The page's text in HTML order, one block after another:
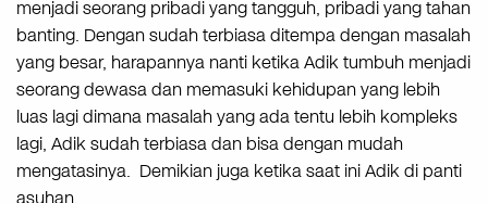
menjadi seorang pribadi yang tangguh, pribadi yang tahan
banting. Dengan sudah terbiasa ditempa dengan masalah
yang besar, harapannya nanti ketika Adik tumbuh menjadi
seorang dewasa dan memasuki kehidupan yang lebih
luas lagi dimana masalah yang ada tentu lebih kompleks
lagi, Adik sudah terbiasa dan bisa dengan mudah
mengatasinya. Demikian juga ketika saat ini Adik di panti
asuhan.